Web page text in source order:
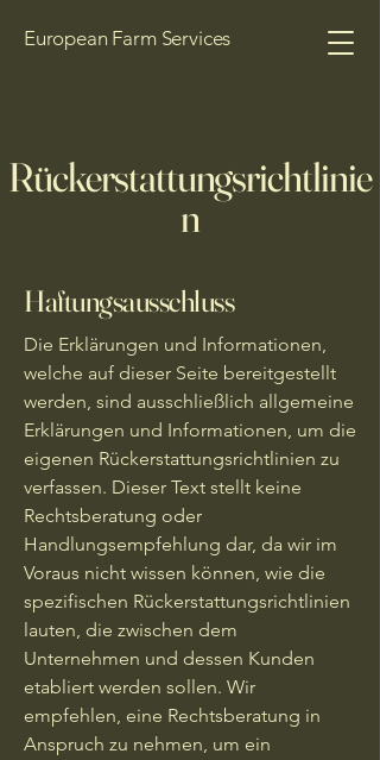
European Farm Services
Rückerstattungsrichtlinie
n
Haftungsausschluss
Die Erklärungen und Informationen,
welche auf dieser Seite bereitgestellt
werden, sind ausschließlich allgemeine
Erklärungen und Informationen, um die
eigenen Rückerstattungsrichtlinien zu
verfassen. Dieser Text stellt keine
Rechtsberatung oder
Handlungsempfehlung dar, da wir im
Voraus nicht wissen können, wie die
spezifischen Rückerstattungsrichtlinien
lauten, die zwischen dem
Unternehmen und dessen Kunden
etabliert werden sollen. Wir
empfehlen, eine Rechtsberatung in
Anspruch zu nehmen, um ein